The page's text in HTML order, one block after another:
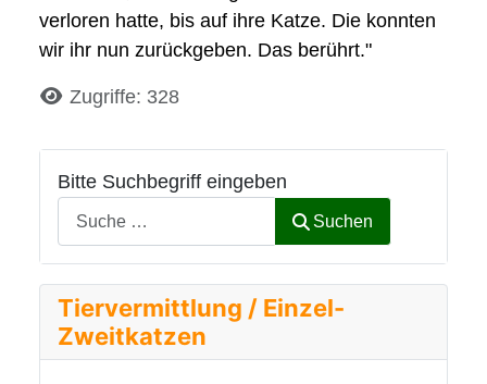
Bitte Suchbegriff eingeben
Suchen
Tiervermittlung / Einzel-
Zweitkatzen
verloren hatte, bis auf ihre Katze. Die konnten
wir ihr nun zurückgeben. Das berührt."
DetailsZugriffe: 328